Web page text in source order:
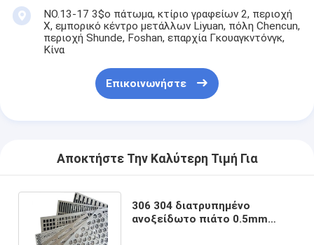
NO.13-17 3$ο πάτωμα, κτίριο γραφείων 2, περιοχή
Χ, εμπορικό κέντρο μετάλλων Liyuan, πόλη Chencun,
περιοχή Shunde, Foshan, επαρχία Γκουαγκντόνγκ,
Κίνα
Επικοινωνήστε
Αποκτήστε Την Καλύτερη Τιμή Για
306 304 διατρυπημένο
ανοξείδωτο πιάτο 0.5mm